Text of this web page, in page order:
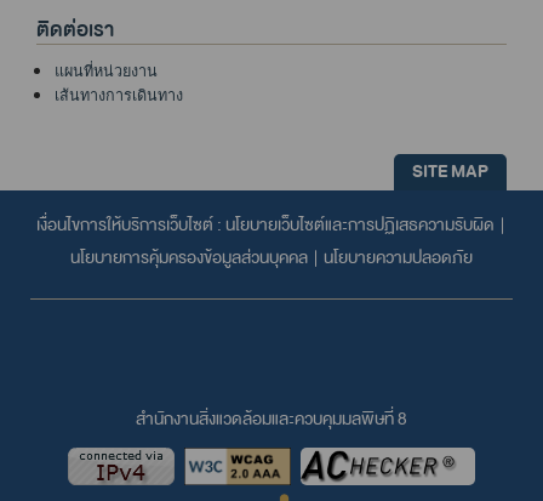
ติดต่อเรา
แผนที่หน่วยงาน
เส้นทางการเดินทาง
SITE MAP
เงื่อนไขการให้บริการเว็บไซต์ : นโยบายเว็บไซต์และการปฏิเสธความรับผิด |
นโยบายการคุ้มครองข้อมูลส่วนบุคคล | นโยบายความปลอดภัย
สำนักงานสิ่งแวดล้อมและควบคุมมลพิษที่ 8